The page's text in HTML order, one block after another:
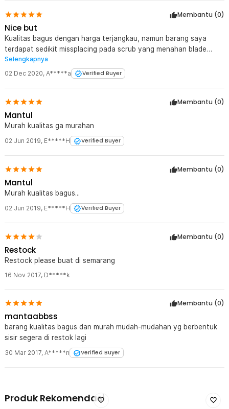
Membantu (0)
Nice but
Kualitas bagus dengan harga terjangkau, namun barang saya
terdapat sedikit missplacing pada scrub yang menahan blade
handle sehingga tidak dapat tertutup/terbuka dengan rapat
Selengkapnya
02 Dec 2020, A*****a Verified Buyer
Membantu (0)
Mantul
Murah kualitas ga murahan
02 Jun 2019, E*****H Verified Buyer
Membantu (0)
Mantul
Murah kualitas bagus...
02 Jun 2019, E*****H Verified Buyer
Membantu (0)
Restock
Restock please buat di semarang
16 Nov 2017, D*****k
Membantu (0)
mantaabbss
barang kualitas bagus dan murah mudah-mudahan yg berbentuk
sisir segera di restok lagi
30 Mar 2017, A*****n Verified Buyer
Produk Rekomendasi